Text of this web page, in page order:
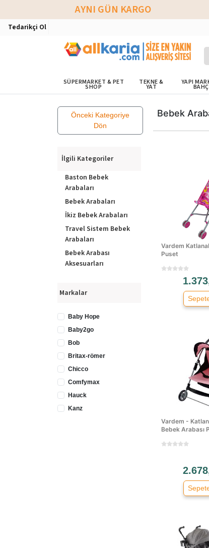
AYNI GÜN KARGO
Tedarikçi Ol
SÜPERMARKET & PET
SHOP
TEKNE &
YAT
YAPI
Önceki Kategoriye
Dön
İlgili Kategoriler
Baston Bebek
Arabaları
Bebek Arabaları
İkiz Bebek Arabaları
Travel Sistem Bebek
Arabaları
Bebek Arabası
Aksesuarları
Markalar
Baby Hope
Baby2go
Bob
Britax-römer
Chicco
Comfymax
Hauck
Kanz
Bebek
Vardem
Puset
Vardem -
Bebek Arabası